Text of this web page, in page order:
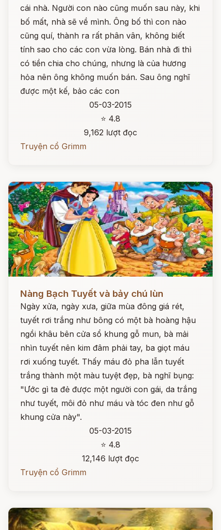
cái nhà. Người con nào cũng muốn sau này, khi
bố mất, nhà sẽ về mình. Ông bố thì con nào
cũng quí, thành ra rất phân vân, không biết
tính sao cho các con vừa lòng. Bán nhà đi thì
có tiền chia cho chúng, nhưng là của hương
hỏa nên ông không muốn bán. Sau ông nghĩ
được một kế, bảo các con
05-03-2015
⭐ 4.8
9,162 lượt đọc
Truyện cổ Grimm
Nàng Bạch Tuyết và bảy chú lùn
Ngày xửa, ngày xưa, giữa mùa đông giá rét,
tuyết rơi trắng như bông có một bà hoàng hậu
ngồi khâu bên cửa sổ khung gỗ mun, bà mải
nhìn tuyết nên kim đâm phải tay, ba giọt máu
rơi xuống tuyết. Thấy máu đỏ pha lẫn tuyết
trắng thành một màu tuyệt đẹp, bà nghĩ bụng:
"Ước gì ta đẻ được một người con gái, da trắng
như tuyết, môi đỏ như máu và tóc đen như gỗ
khung cửa này".
05-03-2015
⭐ 4.8
12,146 lượt đọc
Truyện cổ Grimm